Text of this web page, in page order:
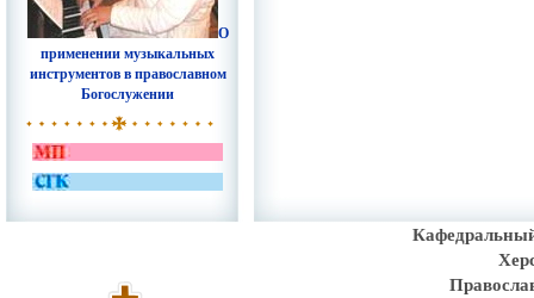
О
применении музыкальных
инструментов в православном
Богослужении